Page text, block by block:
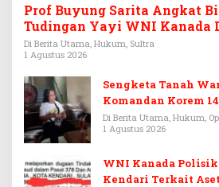
Prof Buyung Sarita Angkat
Tudingan Yayi WNI Kanada
Rp3,6 Miliar
Di Berita Utama, Hukum, Sultra
1 Agustus 2026
Sengketa Tanah
Komandan Korem
Warisan Menjadi
Di Berita Utama, Hukum,
1 Agustus 2026
WNI Kanada
Kendari Terkait